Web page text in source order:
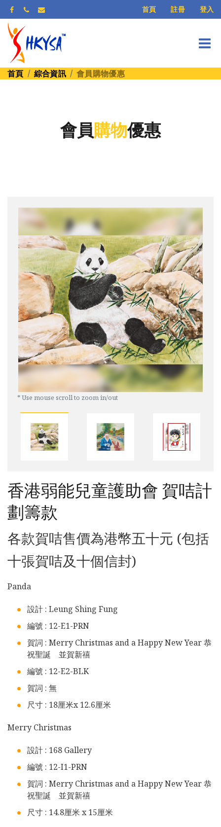
首頁 註冊 登入
首頁 綜合資訊 會員購物優惠
會員購物優惠
* Use mouse scroll to zoom in/out
香港弱能兒童護助會 賀咭計
劃籌款
各款賀咭售價為港幣五十元 (包括
十張賀咭及十個信封)
Panda
設計 : Leung Shing Fung
編號 : 12-E1-PRN
賀詞 : Merry Christmas and a Happy New Year 恭
祝聖誕 並賀新禧
編號 : 12-E2-BLK
賀詞 : 無
尺寸 : 18厘米x 12.6厘米
Merry Christmas
設計 : 168 Gallery
編號 : 12-I1-PRN
賀詞 : Merry Christmas and a Happy New Year 恭
祝聖誕 並賀新禧
尺寸 : 14.8厘米 x 15厘米